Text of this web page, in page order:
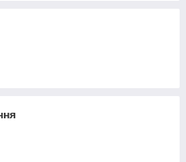
товар, зв'яжіться з
деталей оплати і
вибору відповідної моделі
по допомогу до наших
вас відповідну продукцію за